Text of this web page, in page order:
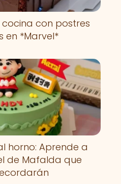
cocina con postres
en *Marvel*
horno: Aprende a
de Mafalda que